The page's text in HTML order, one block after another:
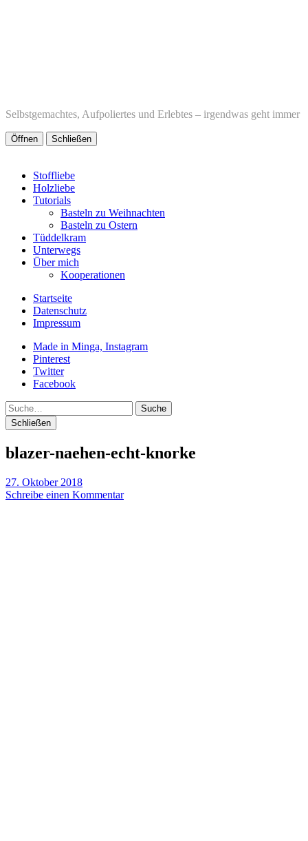
Selbstgemachtes, Aufpoliertes und Erlebtes – irgendwas geht immer
Öffnen Schließen
Stoffliebe
Holzliebe
Tutorials
Basteln zu Weihnachten
Basteln zu Ostern
Tüddelkram
Unterwegs
Über mich
Kooperationen
Startseite
Datenschutz
Impressum
Made in Minga, Instagram
Pinterest
Twitter
Facebook
Suche
Schließen
blazer-naehen-echt-knorke
27. Oktober 2018
Schreibe einen Kommentar